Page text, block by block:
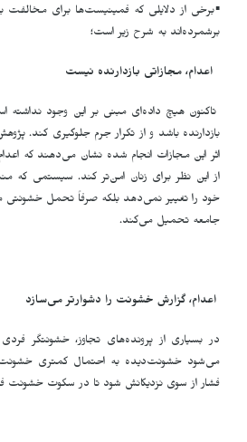
▪️برخی از دلایلی که فمینیست‌ها برای مخالفت
برشمرده‌اند به شرح زیر است؛
اعدام، مجازاتی بازدارنده نیست
تاکنون هیچ داده‌ای مبنی بر این وجود نداشته
بازدارنده باشد و از تکرار جرم جلوگیری کند.
اثر این مجازات انجام شده نشان می‌دهند که
از این نظر برای زنان امن‌تر کند. سیستمی که
خود را تغییر نمی‌دهد بلکه صرفاً تحمل
جامعه تحمیل می‌کند.
اعدام، گزارش خشونت را دشوارتر می‌سازد
در بسیاری از پرونده‌های تجاوز، خشونتگر
می‌شود خشونت‌دیده به احتمال کمتری
فشار از سوی نزدیکانش شود تا در سکوت خشونت